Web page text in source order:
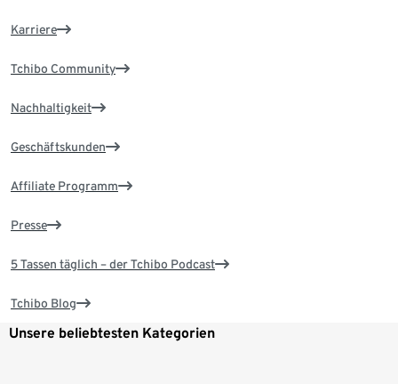
Karriere
Tchibo Community
Nachhaltigkeit
Geschäftskunden
Affiliate Programm
Presse
5 Tassen täglich – der Tchibo Podcast
Tchibo Blog
Unsere beliebtesten Kategorien